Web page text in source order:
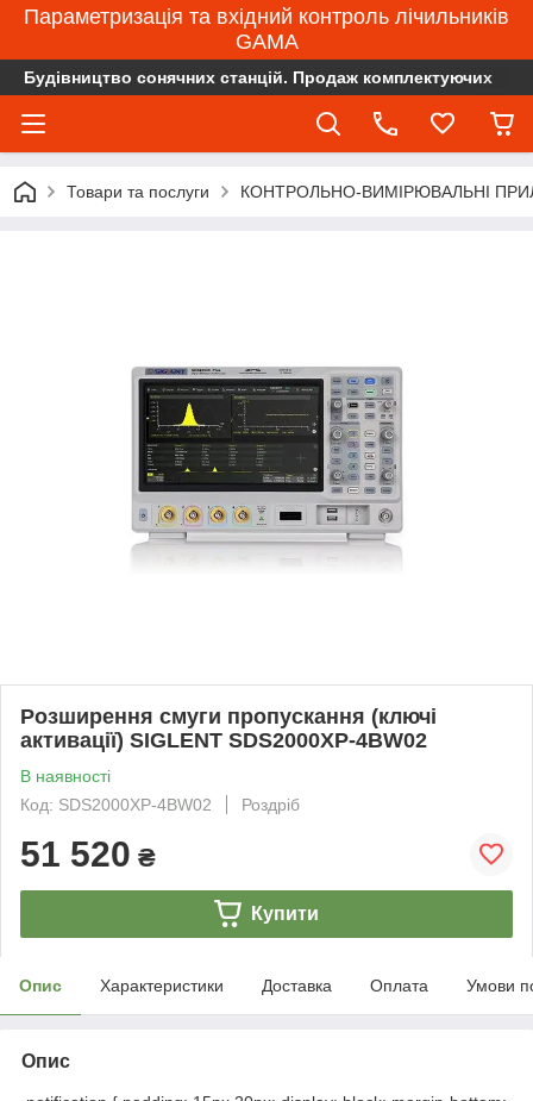
Параметризація та вхідний контроль лічильників
GAMA
Будівництво сонячних станцій. Продаж комплектуючих
Товари та послуги КОНТРОЛЬНО-ВИМІРЮВАЛЬНІ
Розширення смуги пропускання (ключі
активації) SIGLENT SDS2000XP-4BW02
В наявності
Код: SDS2000XP-4BW02
Роздріб
51 520 ₴
Купити
Опис Характеристики Доставка Оплата Умови
Опис